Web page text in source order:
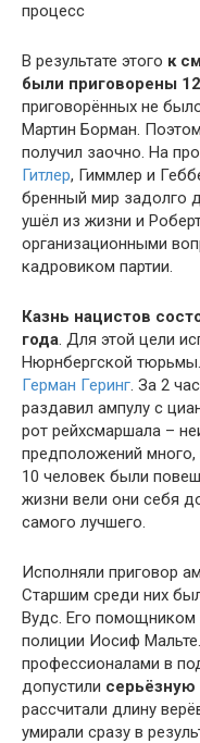
процесс
В результате этого к
были приговорены
приговорённых не
Мартин Борман.
получил заочно. На
Гитлер, Гиммлер и
бренный мир задолго
ушёл из жизни и
организационными
кадровиком партии.
Казнь нацистов
года. Для этой цели
Нюрнбергской
Герман Геринг. За 2
раздавил ампулу с
рот рейхсмаршала –
предположений много,
10 человек были
жизни вели они себя
самого лучшего.
Исполняли приговор
Старшим среди них
Вудс. Его помощником
полиции Иосиф
профессионалами в
допустили серьёзную
рассчитали длину
умирали сразу в